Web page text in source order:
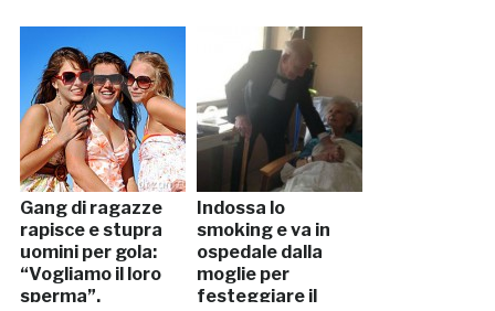
Gang di ragazze
rapisce e stupra
uomini per gola:
“Vogliamo il loro
sperma”.
Indossa lo
smoking e va in
ospedale dalla
moglie per
festeggiare il